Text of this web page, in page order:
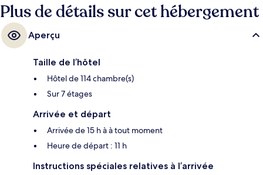
Plus de détails sur cet hébergement
Aperçu
Taille de l’hôtel
Hôtel de 114 chambre(s)
Sur 7 étages
Arrivée et départ
Arrivée de 15 h à à tout moment
Heure de départ : 11 h
Instructions spéciales relatives à l’arrivée